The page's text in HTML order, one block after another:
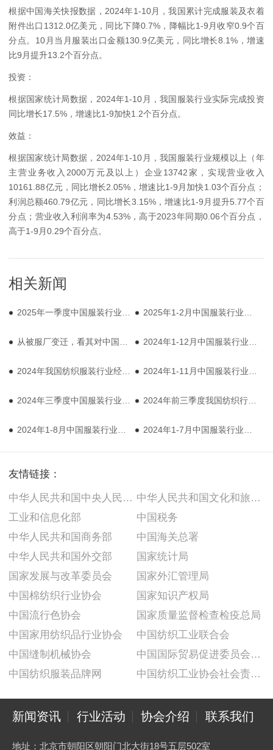
根据中国海关快报数据，2024年1-10月，我国累计完成服装及衣着
附件出口1312.0亿美元，同比下降0.7%，降幅比1-9月收窄0.9个百
分点。10月当月服装出口金额130.9亿美元，同比增长8.1%，增速
比9月提升13.2个百分点。
投资：
根据国家统计局数据，2024年1-10月，我国服装行业实际完成投资
同比增长17.5%，增速比1-9加快1.2个百分点。
效益：
根据国家统计局数据，2024年1-10月，我国服装行业规模以上（年
主营业务收入2000万元及以上）企业13742家，实现营业收入
10161.88亿元，同比增长2.05%，增速比1-9月加快1.03个百分点；
利润总额460.79亿元，同比增长3.15%，增速比1-9月提升5.77个百
分点；营业收入利润率为4.53%，高于2023年同期0.06个百分点，
高于1-9月0.29个百分点。
相关新闻
2025年一季度中国服装行业经济运行分析 2025年1-2月中国服装行业经济运行简报
从被服厂变迁，看其对中国服装产业的影响 2024年1-12月中国服装行业经济运行简报
2024年我国纺织服装行业经济运行总体平稳 2024年1-11月中国服装行业经济运行简报
2024年三季度中国服装行业经济运行分析 2024年前三季度我国纺织行业经济运行稳中承压
2024年1-8月中国服装行业经济运行简报 2024年1-7月中国服装行业经济运行简报
友情链接：
中华人民共和国中央人民政府
工业和信息化部
中华人民共和国商务部
中华人民共和国外交部
国家发展与改革委员会
中华人民共和国文化和旅游部
中国税务
中国海关总署
国家统计局
国家外汇管理局
中国棉纺织行业协会
中国流行色协会
中国家用纺织品行业协会
中国缝制机械协会
中国纺织服装品牌网
国家知识产权局
国家质量监督检查检疫总局
中国纺织工业联合会
中国国际贸易促进委员会纺织行业分会
中国纺织工业协会社会责任建设推广委员会
新闻资讯 行业活动 协会介绍 联系我们
地址：北京市朝阳区朝阳门北大街18号五层502室